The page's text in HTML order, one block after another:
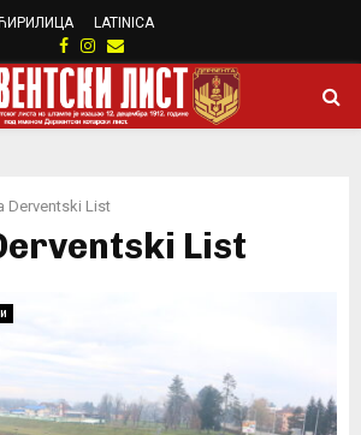
LATINICA
Facebook
Instagram
Email
Derventski List
List